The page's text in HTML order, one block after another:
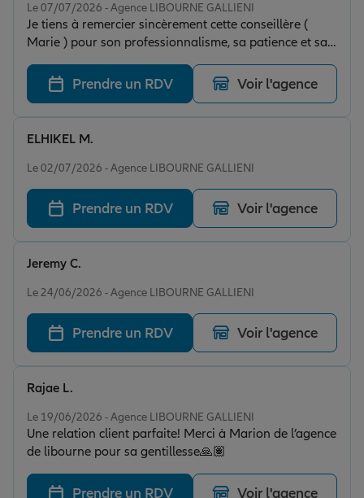
Le 07/07/2026 - Agence LIBOURNE GALLIENI
Je tiens à remercier sincèrement cette conseillère (
Marie ) pour son professionnalisme, sa patience et sa
bienveillance. Notre dossier était pourtant complexe,
mais elle n’a jamais baissé les bras. À chaque étape,
elle a pris le temps de répondre à toutes nos questions
et de nous rassurer, ce qui nous a énormément aidés.
C’est une personne à l’écoute, investie et humaine, qui
recommande sans la moindre hésitation, en particulier
si c’est votre première assurance : vous serez
accompagnés avec gentillesse, transparence et
efficacité. Un grand merci pour votre aide et votre
implication. Allianz peut être fière d’avoir une
conseillère aussi compétente et dévouée au sein de ses
équipes. Je lui souhaite une excellente continuation,
elle mérite pleinement cette reconnaissance.
Prendre un RDV Voir l'agence
Le 02/07/2026 - Agence LIBOURNE GALLIENI
ELHIKEL M.
Prendre un RDV Voir l'agence
Le 24/06/2026 - Agence LIBOURNE GALLIENI
Jeremy C.
Prendre un RDV Voir l'agence
Le 19/06/2026 - Agence LIBOURNE GALLIENI
Une relation client parfaite! Merci à Marion de l’agence
de libourne pour sa gentillesse🙏🏽
Rajae L.
Prendre un RDV Voir l'agence